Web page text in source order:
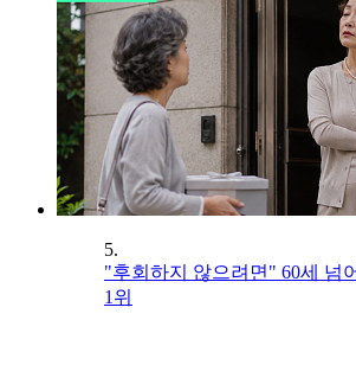
5.
"후회하지 않으려면" 60세 넘
1위